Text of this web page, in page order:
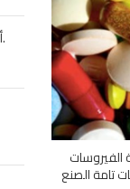
أوعية خلط المساحيق والسوائل.
الفيروسات
تامة الصنع